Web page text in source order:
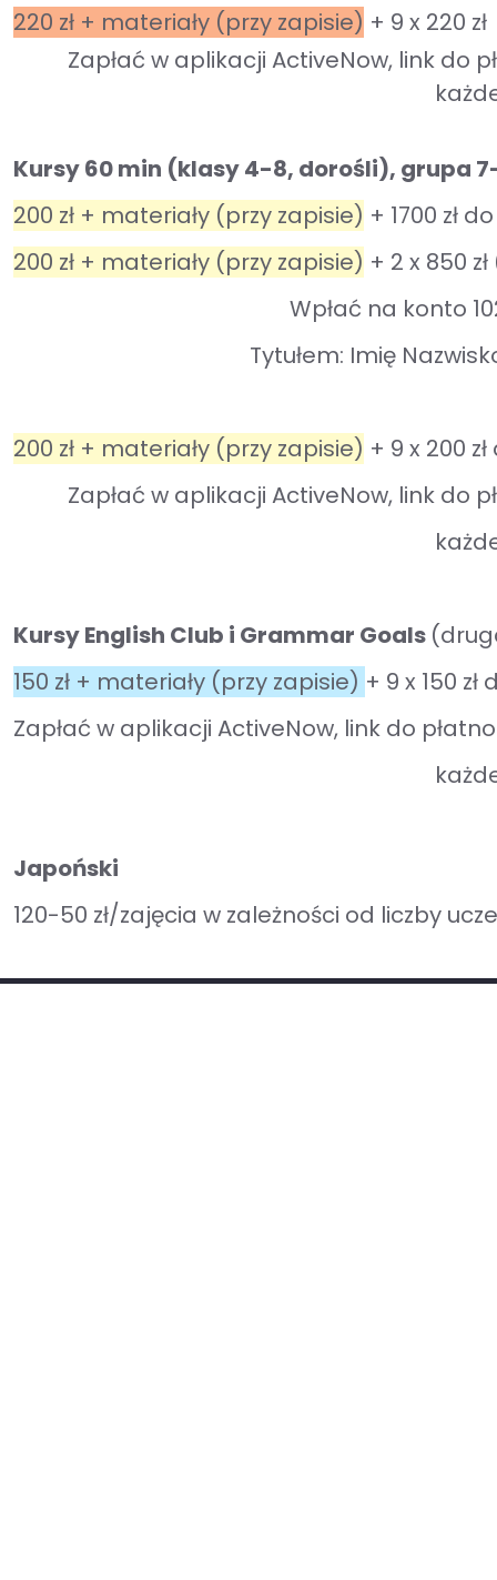
220 zł + materiały (przy zapisie) + 9 x 220 zł
Zapłać w aplikacji ActiveNow, link do
Kursy 60 min (klasy 4-8, dorośli), grupa
200 zł + materiały (przy zapisie) + 1700 zł
200 zł + materiały (przy zapisie) + 2 x 850 zł
Wpłać na konto
Tytułem: Imię
200 zł + materiały (przy zapisie) + 9 x 200 zł
Zapłać w aplikacji ActiveNow, link do
Kursy English Club i Grammar Goals
150 zł + materiały (przy zapisie) + 9 x 150 zł
Zapłać w aplikacji ActiveNow, link do
​Japoński
120-50 zł/zajęcia w zależności od liczby